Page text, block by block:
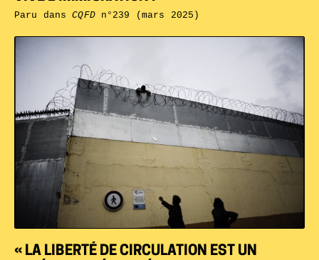
« LA LIBERTÉ DE CIRCULATION EST UN
Paru dansCQFDn°239 (mars 2025)